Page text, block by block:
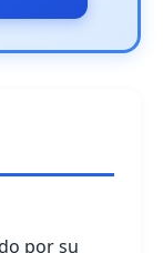
por su